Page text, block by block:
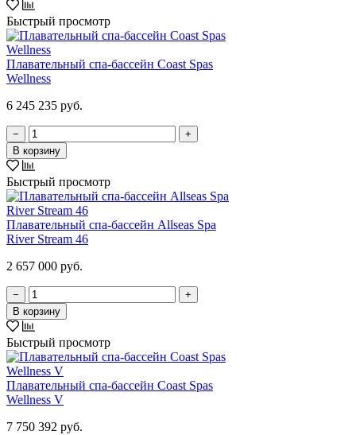
Быстрый просмотр
Плавательный спа-бассейн Coast Spas
Wellness
6 245 235 руб.
−
+
В корзину
Быстрый просмотр
Плавательный спа-бассейн Allseas Spa
River Stream 46
2 657 000 руб.
−
+
В корзину
Быстрый просмотр
Плавательный спа-бассейн Coast Spas
Wellness V
7 750 392 руб.